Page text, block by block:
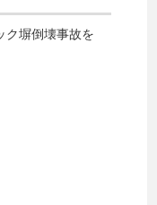
塀倒壊事故を